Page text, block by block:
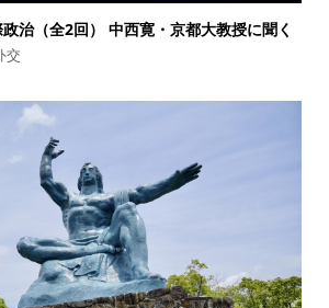
治（全2回） 中西寛・京都大教授に聞く
交